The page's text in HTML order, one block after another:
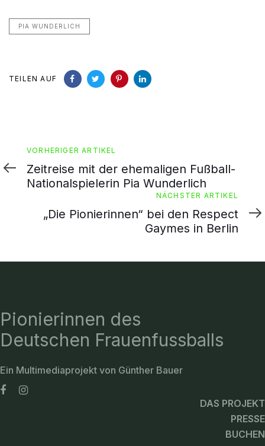
PIA WUNDERLICH
TEILEN AUF
Vorheriger
Artikel
VORHERIGER ARTIKEL
Zeitreise mit der ehemaligen Fußball-
Nationalspielerin Pia Wunderlich
NÄCHSTER ARTIKEL
„Die Pionierinnen“ bei den Respect
Gaymes in Berlin
Pionierinnen des
Deutschen Frauenfussballs
Ein Multimediaprojekt von Günther Bauer
DAS PROJEKT
PRESSE
BUCHEN